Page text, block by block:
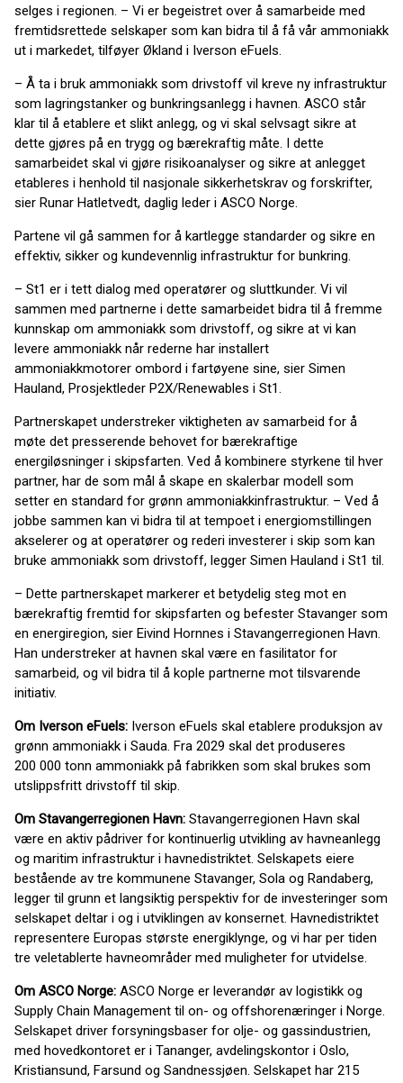
selges i regionen. – Vi er begeistret over å samarbeide med
fremtidsrettede selskaper som kan bidra til å få vår ammoniakk
ut i markedet, tilføyer Økland i Iverson eFuels.
– Å ta i bruk ammoniakk som drivstoff vil kreve ny infrastruktur
som lagringstanker og bunkringsanlegg i havnen. ASCO står
klar til å etablere et slikt anlegg, og vi skal selvsagt sikre at
dette gjøres på en trygg og bærekraftig måte. I dette
samarbeidet skal vi gjøre risikoanalyser og sikre at anlegget
etableres i henhold til nasjonale sikkerhetskrav og forskrifter,
sier Runar Hatletvedt, daglig leder i ASCO Norge.
Partene vil gå sammen for å kartlegge standarder og sikre en
effektiv, sikker og kundevennlig infrastruktur for bunkring.
– St1 er i tett dialog med operatører og sluttkunder. Vi vil
sammen med partnerne i dette samarbeidet bidra til å fremme
kunnskap om ammoniakk som drivstoff, og sikre at vi kan
levere ammoniakk når rederne har installert
ammoniakkmotorer ombord i fartøyene sine, sier Simen
Hauland, Prosjektleder P2X/Renewables i St1.
Partnerskapet understreker viktigheten av samarbeid for å
møte det presserende behovet for bærekraftige
energiløsninger i skipsfarten. Ved å kombinere styrkene til hver
partner, har de som mål å skape en skalerbar modell som
setter en standard for grønn ammoniakkinfrastruktur. – Ved å
jobbe sammen kan vi bidra til at tempoet i energiomstillingen
akselerer og at operatører og rederi investerer i skip som kan
bruke ammoniakk som drivstoff, legger Simen Hauland i St1 til.
– Dette partnerskapet markerer et betydelig steg mot en
bærekraftig fremtid for skipsfarten og befester Stavanger som
en energiregion, sier Eivind Hornnes i Stavangerregionen Havn.
Han understreker at havnen skal være en fasilitator for
samarbeid, og vil bidra til å kople partnerne mot tilsvarende
initiativ.
Om Iverson eFuels: Iverson eFuels skal etablere produksjon av
grønn ammoniakk i Sauda. Fra 2029 skal det produseres
200 000 tonn ammoniakk på fabrikken som skal brukes som
utslippsfritt drivstoff til skip.
Om Stavangerregionen Havn: Stavangerregionen Havn skal
være en aktiv pådriver for kontinuerlig utvikling av havneanlegg
og maritim infrastruktur i havnedistriktet. Selskapets eiere
bestående av tre kommunene Stavanger, Sola og Randaberg,
legger til grunn et langsiktig perspektiv for de investeringer som
selskapet deltar i og i utviklingen av konsernet. Havnedistriktet
representere Europas største energiklynge, og vi har per tiden
tre veletablerte havneområder med muligheter for utvidelse.
Om ASCO Norge: ASCO Norge er leverandør av logistikk og
Supply Chain Management til on- og offshorenæringer i Norge.
Selskapet driver forsyningsbaser for olje- og gassindustrien,
med hovedkontoret er i Tananger, avdelingskontor i Oslo,
Kristiansund, Farsund og Sandnessjøen. Selskapet har 215